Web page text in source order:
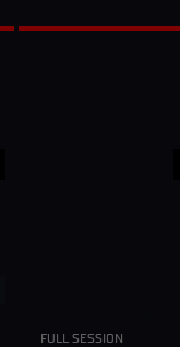
FULL SESSION